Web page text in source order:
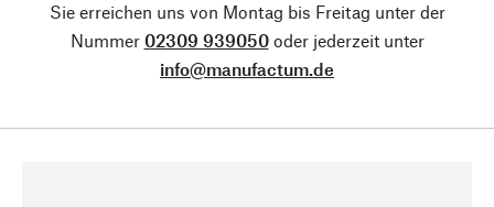
Sie erreichen uns von Montag bis Freitag unter der
Nummer 02309 939050oder jederzeit unter
info@manufactum.de